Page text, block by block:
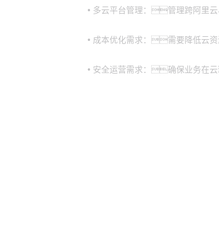
• 多云平台管理：管理跨阿
• 成本优化需求：需要降低
• 安全运营需求：确保业务